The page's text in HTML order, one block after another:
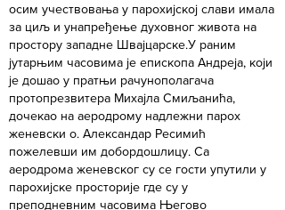
осим учествовања у парохијској слави имала
за циљ и унапређење духовног живота на
простору западне Швајцарске.У раним
јутарњим часовима је епископа Андреја, који
је дошао у пратњи рачунополагача
протопрезвитера Михајла Смиљанића,
дочекао на аеродрому надлежни парох
женевски о. Александар Ресимић
пожелевши им добордошлицу. Са
аеродрома женевског су се гости упутили у
парохијске просторије где су у
преподневним часовима Његово